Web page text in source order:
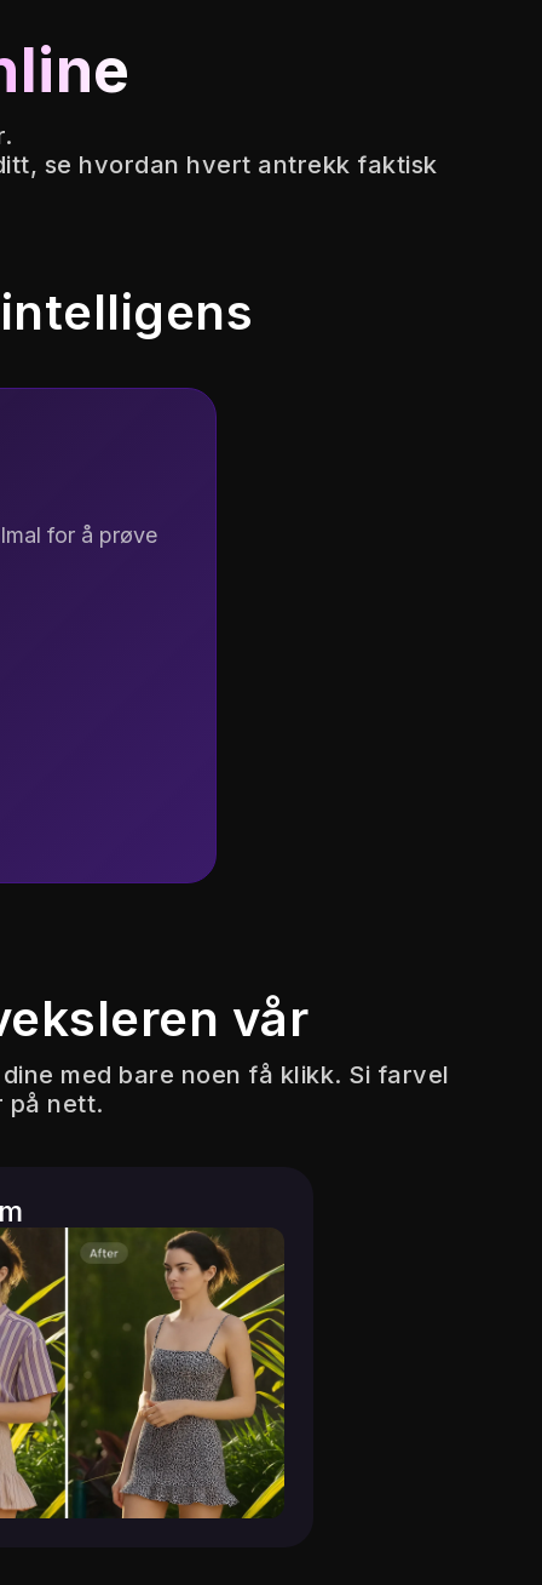
se hvordan hvert antrekk faktisk
for å prøve
vår
med bare noen få klikk. Si farvel
på nett.